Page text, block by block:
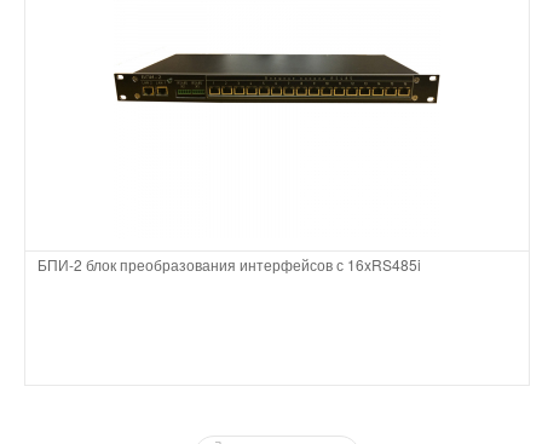
БПИ-2 блок преобразования интерфейсов с 16xRS485i